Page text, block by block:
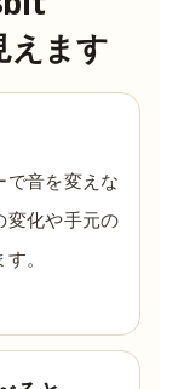
えます
で音を変えな
変化や手元の
。